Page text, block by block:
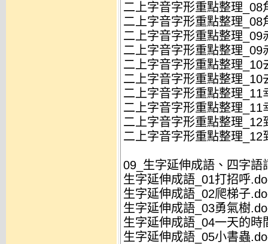
二上字音字形重點整理_08
二上字音字形重點整理_08
二上字音字形重點整理_09
二上字音字形重點整理_09
二上字音字形重點整理_10
二上字音字形重點整理_10
二上字音字形重點整理_11
二上字音字形重點整理_11
二上字音字形重點整理_12
二上字音字形重點整理_12
09_生字延伸成語、四字語
生字延伸成語_01打招呼
生字延伸成語_02爬梯子
生字延伸成語_03勇氣樹
生字延伸成語_04一天的時
生字延伸成語_05小書蟲